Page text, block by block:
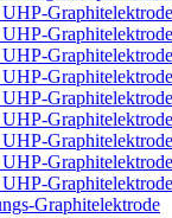
Graphitelektrode
Graphitelektrode
Graphitelektrode
Graphitelektrode
UHP-Graphitelektrode
UHP-Graphitelektrode
Graphitelektrode
Graphitelektrode
UHP-Graphitelektrode
Graphitelektrode